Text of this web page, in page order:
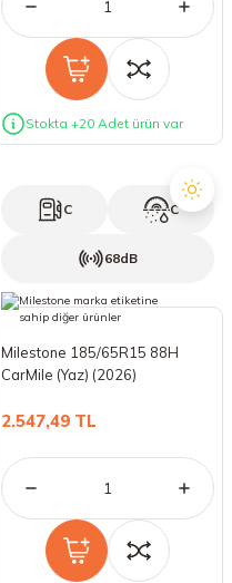
Stokta +20 Adet ürün var
C C
68dB
Milestone 185/65R15 88H
CarMile (Yaz) (2026)
2.547,49 TL